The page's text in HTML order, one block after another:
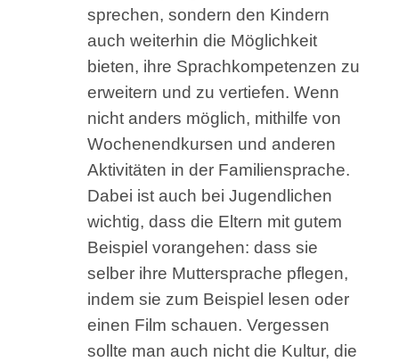
sprechen, sondern den Kindern
auch weiterhin die Möglichkeit
bieten, ihre Sprachkompetenzen zu
erweitern und zu vertiefen. Wenn
nicht anders möglich, mithilfe von
Wochenendkursen und anderen
Aktivitäten in der Familiensprache.
Dabei ist auch bei Jugendlichen
wichtig, dass die Eltern mit gutem
Beispiel vorangehen: dass sie
selber ihre Muttersprache pflegen,
indem sie zum Beispiel lesen oder
einen Film schauen. Vergessen
sollte man auch nicht die Kultur, die